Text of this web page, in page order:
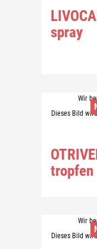
spray
Wir
Dieses Bild
trop­fen
Wir
Dieses Bild